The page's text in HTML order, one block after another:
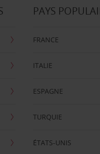
PAYS
FRANCE
ITALIE
ESPAGNE
TURQUIE
ÉTATS-UNIS